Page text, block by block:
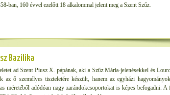
ban, 160 évvel ezelőtt 18 alkalommal jelent meg a Szent Szűz.
Bazilika
ad Szent Piusz X. pápának, aki a Szűz Mária-jelenésekkel és
az ő személyes tiszteletére készült, hanem az egyházi
méretéből adódóan nagy zarándokcsoportokat is képes befogadni: